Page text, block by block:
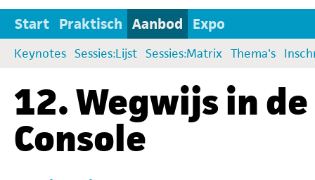
Start Praktisch Aanbod Expo
Keynotes Sessies:Lijst Sessies:Matrix Thema's
12. Wegwijs in
Console